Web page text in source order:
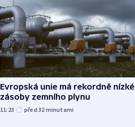
Evropská unie má rekordně nízké
zásoby zemního plynu
11:23 před 32 minutami